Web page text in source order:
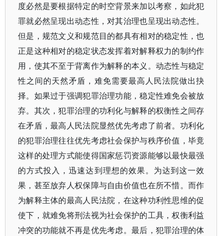
度必然是要根据特定的时空背景来加以考察，如此犯
罪就必然呈现出动态性，对其治理也呈现出动态性。
但是，规范文义和规范目的都具有相对的稳定性，也
正是这种相对的稳定状态发挥着对解释权力的制约作
用，使其不至于背离作为解释的本义。动态性与稳定
性之间的天然矛盾，难免需要最高人民法院做出抉
择。如果过于强调犯罪治理功能，稳定性难免会被放
弃。其次，犯罪治理的功利化与解释的权衡性之间存
在矛盾，最高人民法院显然优先考虑了前者。功利化
的犯罪治理往往优先考虑社会保护与秩序价值，毕竟
这样的处理方式能使得国家惩罚资源能够以最快最强
的方式投入，迅速达到理想的效果。为达到这一效
果，甚至放弃人权保障与自由价值也在所不惜。而作
为解释主体的最高人民法院，在这种功利性思维的促
使下，就难免将刑法视为社会保护的工具，权衡利益
冲突的功能就不再是优先考虑。最后，犯罪治理的体